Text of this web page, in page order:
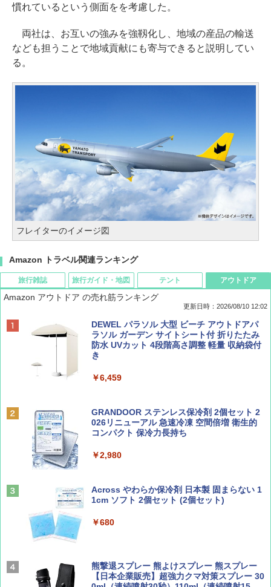
慣れているという側面をを考慮した。
両社は、お互いの強みを強靱化し、地域の産品の輸送
なども担うことで地域貢献にも寄与できると説明してい
る。
フレイターのイメージ図
Amazon トラベル関連ランキング
旅行雑誌
BE-PAL(ビ-パル) 2026年 10 月号【特別付録:
ノルディスク 4ホール鋳鉄スキレット】
￥1,540
SOTO ミニマル"旅"財布 ランダム2種】
￥1,500
誌] (ＤＩＳＮＥＹ ＦＡＮ)
￥1,540
旅行ガイド・地図
地球の歩き方 スター・ウォーズ
￥2,695
力的な町 2026～2027 地球の歩き方D アジア
￥2,079
球の歩き方A ヨーロッパ
ァキア 2026～2027 地球の歩き方A ヨーロッ
パ
テント
[キャンパーズコレクション 山善] ポップアッ
プテント 傘みたいに広げて畳める パッとサ
ッとサンシェード キューブ フルクローズ メ
ッシュ 簡単設置 ワンタッチテント キャンプ
ENDLESS BASE 《めざましテレビで紹介》
テント ワンタッチ RENEW 幅200 2-3人用 43
PYKES PEAK (パイクスピーク) 着替えテン
人用 折りたたみ 防災グッズ 災害用トイレ ビ
￥4,836
アウトドア
Amazon アウトドア の売れ筋ランキング
更新日時：2026/08/10 12:02
DEWEL パラソル 大型 ビーチ アウトドアパ
ラソル ガーデン サイトシート付 折りたたみ
防水 UVカット 4段階高さ調整 軽量 収納袋付
き
￥6,459
GRANDOOR ステンレス保冷剤 2個セット 2
026リニューアル 急速冷凍 空間倍増 衛生的
コンパクト 保冷力長持ち
￥2,980
Across やわらか保冷剤 日本製 固まらない 1
1cm ソフト 2個セット (2個セット)
￥680
熊撃退スプレー 熊よけスプレー 熊スプレー
【日本企業販売】超強力クマ対策スプレー 30